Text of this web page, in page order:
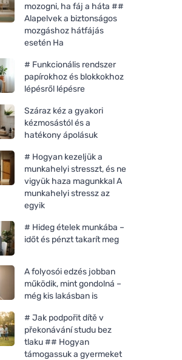
mozogni, ha fáj a háta ##
Alapelvek a biztonságos
mozgáshoz hátfájás
esetén Ha
# Funkcionális rendszer
papírokhoz és blokkokhoz
lépésről lépésre
Száraz kéz a gyakori
kézmosástól és a
hatékony ápolásuk
# Hogyan kezeljük a
munkahelyi stresszt, és ne
vigyük haza magunkkal A
munkahelyi stressz az
egyik
# Hideg ételek munkába –
időt és pénzt takarít meg
A folyosói edzés jobban
működik, mint gondolná –
még kis lakásban is
# Jak podpořit dítě v
překonávání studu bez
tlaku ## Hogyan
támogassuk a gyermeket